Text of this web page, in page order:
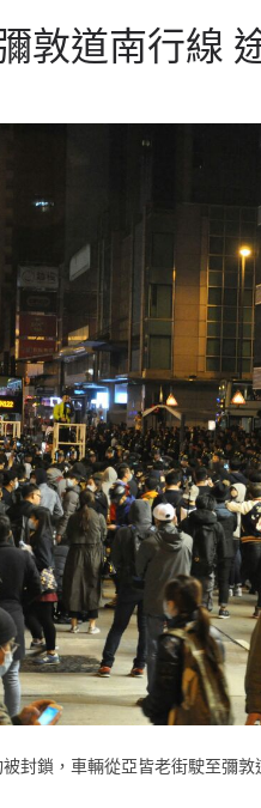
敦道南行線
封鎖，車輛從亞皆老街駛至彌